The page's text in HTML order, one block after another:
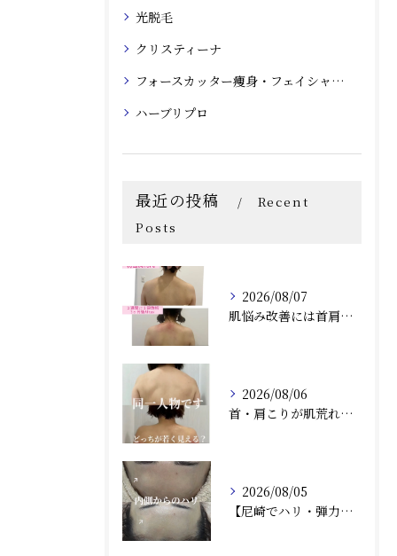
光脱毛
クリスティーナ
フォースカッター痩身・フェイシャルマシン
ハーブリプロ
最近の投稿
Recent
Posts
2026/08/07
肌悩み改善には首肩こりの詰まりも取ることがオススメ！兵庫県尼崎エステRindaリンダで赤み、毛穴、ニキビ炎症肌のお悩みの方へ
2026/08/06
首・肩こりが肌荒れにつながる？肌質改善との相乗効果で根本から美しい肌へ（兵庫県尼崎エステ）Rindaリンダで改善しませんか？
2026/08/05
【尼崎でハリ・弾力ケア】フォーエバーヤングで内側からふっくらとした若々しい肌へ